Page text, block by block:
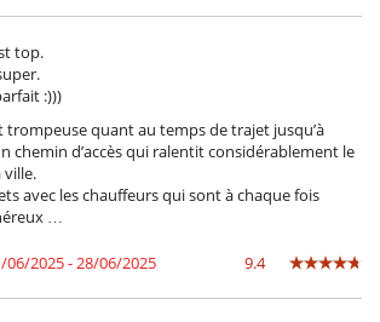
aperto
attività sportive
di50 Giorniprima dell'arrivo :100 %del totale
100 %
di prenotazione : 100 EUR
di prenotazione : 100 EUR
top.
:)))
trompeuse quant au temps de trajet jusqu’à
chemin d’accès qui ralentit considérablement le
ville.
avec les chauffeurs qui sont à chaque fois
…
06/2025 - 28/06/2025 9.4